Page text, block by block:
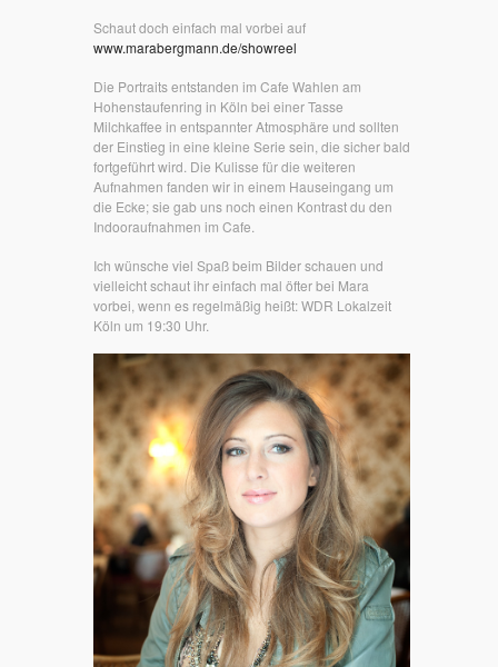
Schaut doch einfach mal vorbei auf
www.marabergmann.de/showreel
Die Portraits entstanden im Cafe Wahlen am
Hohenstaufenring in Köln bei einer Tasse
Milchkaffee in entspannter Atmosphäre und sollten
der Einstieg in eine kleine Serie sein, die sicher bald
fortgeführt wird. Die Kulisse für die weiteren
Aufnahmen fanden wir in einem Hauseingang um
die Ecke; sie gab uns noch einen Kontrast du den
Indooraufnahmen im Cafe.
Ich wünsche viel Spaß beim Bilder schauen und
vielleicht schaut ihr einfach mal öfter bei Mara
vorbei, wenn es regelmäßig heißt: WDR Lokalzeit
Köln um 19:30 Uhr.